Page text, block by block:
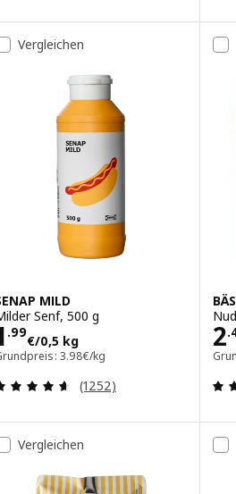
Vergleichen
MILD
Senf, 500 g
.99
€/0,5 kg1.99€/0,5 kg
3.98€/kg
Bewertungen: 4.6 von
(1252)
2.
Vergleichen